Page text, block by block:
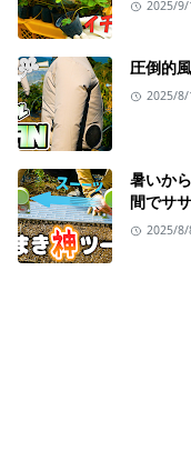
2025/9/
圧倒的
2025/8/
暑いか
間でサ
2025/8/